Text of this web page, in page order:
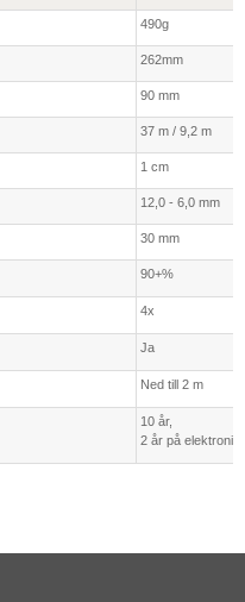
490g
262mm
90 mm
37 m / 9,2 m
1 cm
12,0 - 6,0 mm
30 mm
90+%
4x
Ja
Ned till 2 m
10 år,
2 år på elektronik